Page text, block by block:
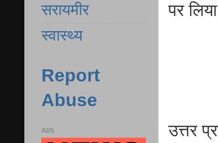
पर
उत्तर
सरायमीर
स्वास्थ्य
Report
Abuse
ADS